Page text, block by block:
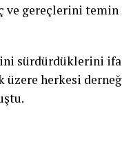
gereçlerini temin
sürdürdüklerini
herkesi